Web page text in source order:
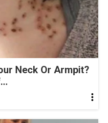
Neck Or Armpit?